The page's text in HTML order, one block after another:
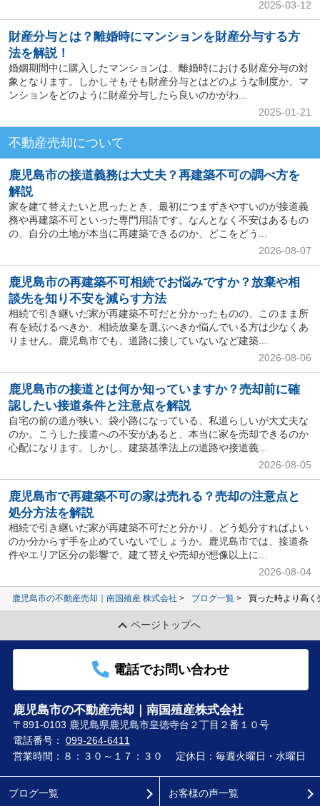
2025-03-12
財産分与とは？離婚時にマンションを財産分与する方
法を解説！
婚姻期間中に購入したマンションは、離婚時における財産分与の対
象となります。しかしそもそも財産分与とはどのような制度か、マ
ンションをどのように財産分与したら良いのかがわ...
2025-01-21
不動産売却について
鹿児島市の接道義務は大丈夫？再建築不可の調べ方を
解説
家を建て替えたいと思ったとき、最初につまずきやすいのが接道義
務や再建築不可といった専門用語です。なんとなく不安はあるもの
の、自分の土地が本当に再建築できるのか、どこをどう...
2026-08-07
鹿児島市の再建築不可相続でお悩みですか？放棄や相
談先を知り不安を減らす方法
相続で引き継いだ家が再建築不可だと分かったものの、このまま所
有を続けるべきか、相続放棄を選ぶべきか悩んでいる方は少なくあ
りません。鹿児島市でも、道路に接していないなど建築...
2026-08-06
鹿児島市の接道とは何か知っていますか？売却前に確
認したい接道条件と注意点を解説
自宅の前の道が狭い、袋小路になっている、私道らしいが大丈夫な
のか。こうした接道への不安があると、本当に家を売却できるのか
心配になります。しかし、建築基準法上の道路や接道義...
2026-08-05
鹿児島市で再建築不可の家は売れる？売却の注意点と
処分方法を解説
相続で引き継いだ家が再建築不可だと分かり、どう処分すればよい
のか分からず手を止めていないでしょうか。鹿児島市では、接道条
件やエリア区分の影響で、建て替えや売却が想像以上に...
2026-08-04
鹿児島市の不動産売却｜南国殖産 株式会社 ブログ一覧 買った時より高
ページトップへ
電話でお問い合わせ
鹿児島市の不動産売却｜南国殖産株式会社
〒891-0103 鹿児島県鹿児島市皇徳寺台２丁目２番１０号
電話番号： 099-264-6411
営業時間：８：３０～１７：３０
定休日：毎週火曜日・水曜日
ブログ一覧 お客様の声一覧